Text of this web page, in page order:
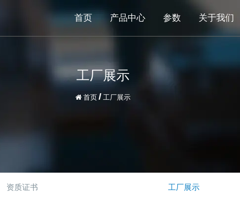
首页 产品中心 参数 关于我们
工厂展示
首页/工厂展示
资质证书 工厂展示